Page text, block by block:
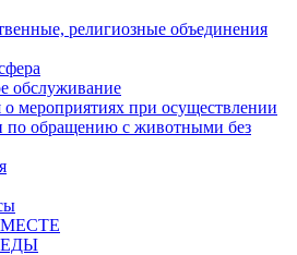
религиозные объединения
обслуживание
мероприятиях при осуществлении
по обращению с животными без